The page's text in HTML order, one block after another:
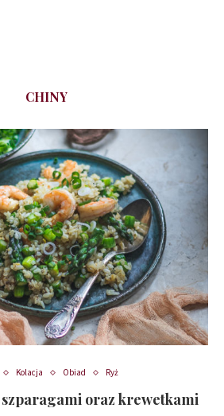
CHINY
Kolacja Obiad Ryż
szparagami oraz krewetkami